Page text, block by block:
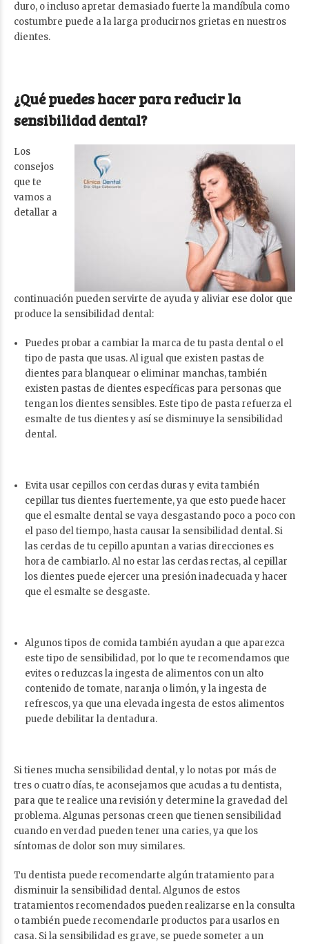
duro, o incluso apretar demasiado fuerte la mandíbula como
costumbre puede a la larga producirnos grietas en nuestros
dientes.
¿Qué puedes hacer para reducir la
sensibilidad dental?
Los
consejos
que te
vamos a
detallar a
continuación pueden servirte de ayuda y aliviar ese dolor que
produce la sensibilidad dental:
Puedes probar a cambiar la marca de tu pasta dental o el
tipo de pasta que usas. Al igual que existen pastas de
dientes para blanquear o eliminar manchas, también
existen pastas de dientes específicas para personas que
tengan los dientes sensibles. Este tipo de pasta refuerza el
esmalte de tus dientes y así se disminuye la sensibilidad
dental.
Evita usar cepillos con cerdas duras y evita también
cepillar tus dientes fuertemente, ya que esto puede hacer
que el esmalte dental se vaya desgastando poco a poco con
el paso del tiempo, hasta causar la sensibilidad dental. Si
las cerdas de tu cepillo apuntan a varias direcciones es
hora de cambiarlo. Al no estar las cerdas rectas, al cepillar
los dientes puede ejercer una presión inadecuada y hacer
que el esmalte se desgaste.
Algunos tipos de comida también ayudan a que aparezca
este tipo de sensibilidad, por lo que te recomendamos que
evites o reduzcas la ingesta de alimentos con un alto
contenido de tomate, naranja o limón, y la ingesta de
refrescos, ya que una elevada ingesta de estos alimentos
puede debilitar la dentadura.
Si tienes mucha sensibilidad dental, y lo notas por más de
tres o cuatro días, te aconsejamos que acudas a tu dentista,
para que te realice una revisión y determine la gravedad del
problema. Algunas personas creen que tienen sensibilidad
cuando en verdad pueden tener una caries, ya que los
síntomas de dolor son muy similares.
Tu dentista puede recomendarte algún tratamiento para
disminuir la sensibilidad dental. Algunos de estos
tratamientos recomendados pueden realizarse en la consulta
o también puede recomendarle productos para usarlos en
casa. Si la sensibilidad es grave, se puede someter a un